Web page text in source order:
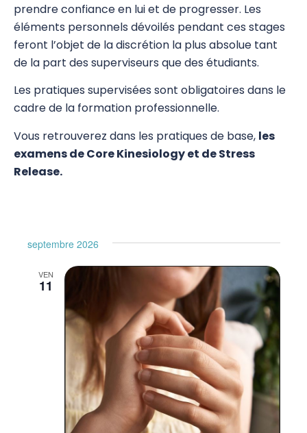
EFT et Tapping
Psychogénéalogie
Analyse Transactionnelle (AT)
Autres Formations
prendre confiance en lui et de progresser. Les
éléments personnels dévoilés pendant ces stages
feront l’objet de la discrétion la plus absolue tant
de la part des superviseurs que des étudiants.
Les pratiques supervisées sont obligatoires dans le
cadre de la formation professionnelle.
Vous retrouverez dans les pratiques de base, les
examens de Core Kinesiology et de Stress
Release.
septembre 2026
VEN
11